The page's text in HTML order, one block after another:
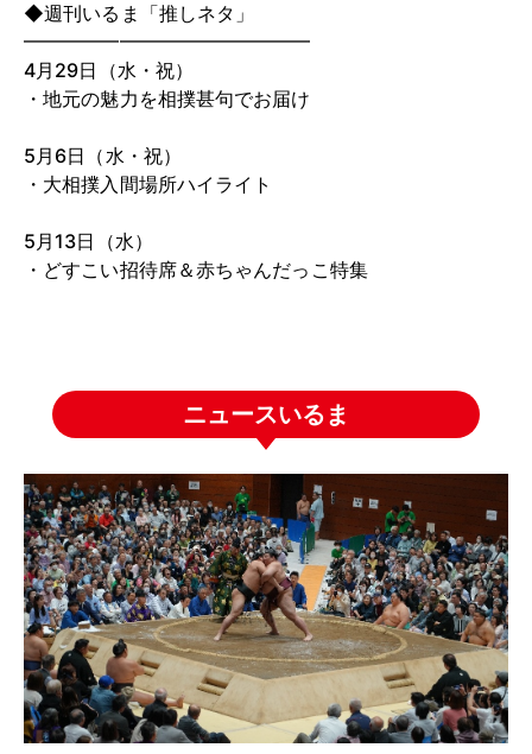
◆週刊いるま「推しネタ」
━━━━━━━━━━━━━━━
4月29日（水・祝）
・地元の魅力を相撲甚句でお届け
5月6日（水・祝）
・大相撲入間場所ハイライト
5月13日（水）
・どすこい招待席＆赤ちゃんだっこ特集
ニュースいるま